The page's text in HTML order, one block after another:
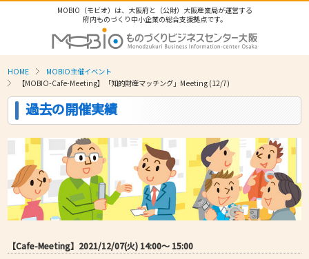
MOBIO（モビオ）は、大阪府と（公財）大阪産業局が運営する
府内ものづくり中小企業の総合支援拠点です。
HOME
MOBIO主催イベント
【MOBIO-Cafe-Meeting】「知的財産マッチング」Meeting (12/7)
過去の開催実績
【Cafe-Meeting】2021/12/07(火) 14:00〜 15:00